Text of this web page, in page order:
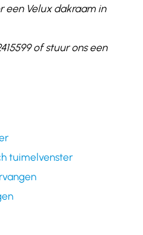
een Velux dakraam in
of stuur ons een
tuimelvenster